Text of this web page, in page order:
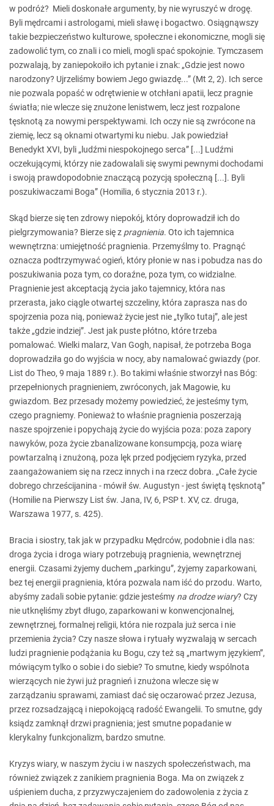
w podróż? Mieli doskonałe argumenty, by nie wyruszyć w drogę.
Byli mędrcami i astrologami, mieli sławę i bogactwo. Osiągnąwszy
takie bezpieczeństwo kulturowe, społeczne i ekonomiczne, mogli się
zadowolić tym, co znali i co mieli, mogli spać spokojnie. Tymczasem
pozwalają, by zaniepokoiło ich pytanie i znak: „Gdzie jest nowo
narodzony? Ujrzeliśmy bowiem Jego gwiazdę...” (Mt 2, 2). Ich serce
nie pozwala popaść w odrętwienie w otchłani apatii, lecz pragnie
światła; nie wlecze się znużone lenistwem, lecz jest rozpalone
tęsknotą za nowymi perspektywami. Ich oczy nie są zwrócone na
ziemię, lecz są oknami otwartymi ku niebu. Jak powiedział
Benedykt XVI, byli „ludźmi niespokojnego serca” [...] Ludźmi
oczekującymi, którzy nie zadowalali się swymi pewnymi dochodami
i swoją prawdopodobnie znaczącą pozycją społeczną [...]. Byli
poszukiwaczami Boga” (Homilia, 6 stycznia 2013 r.).
Skąd bierze się ten zdrowy niepokój, który doprowadził ich do
pielgrzymowania? Bierze się z pragnienia. Oto ich tajemnica
wewnętrzna: umiejętność pragnienia. Przemyślmy to. Pragnąć
oznacza podtrzymywać ogień, który płonie w nas i pobudza nas do
poszukiwania poza tym, co doraźne, poza tym, co widzialne.
Pragnienie jest akceptacją życia jako tajemnicy, która nas
przerasta, jako ciągle otwartej szczeliny, która zaprasza nas do
spojrzenia poza nią, ponieważ życie jest nie „tylko tutaj”, ale jest
także „gdzie indziej”. Jest jak puste płótno, które trzeba
pomalować. Wielki malarz, Van Gogh, napisał, że potrzeba Boga
doprowadziła go do wyjścia w nocy, aby namalować gwiazdy (por.
List do Theo, 9 maja 1889 r.). Bo takimi właśnie stworzył nas Bóg:
przepełnionych pragnieniem, zwróconych, jak Magowie, ku
gwiazdom. Bez przesady możemy powiedzieć, że jesteśmy tym,
czego pragniemy. Ponieważ to właśnie pragnienia poszerzają
nasze spojrzenie i popychają życie do wyjścia poza: poza zapory
nawyków, poza życie zbanalizowane konsumpcją, poza wiarę
powtarzalną i znużoną, poza lęk przed podjęciem ryzyka, przed
zaangażowaniem się na rzecz innych i na rzecz dobra. „Całe życie
dobrego chrześcijanina - mówił św. Augustyn - jest świętą tęsknotą”
(Homilie na Pierwszy List św. Jana, IV, 6, PSP t. XV, cz. druga,
Warszawa 1977, s. 425).
Bracia i siostry, tak jak w przypadku Mędrców, podobnie i dla nas:
droga życia i droga wiary potrzebują pragnienia, wewnętrznej
energii. Czasami żyjemy duchem „parkingu”, żyjemy zaparkowani,
bez tej energii pragnienia, która pozwala nam iść do przodu. Warto,
abyśmy zadali sobie pytanie: gdzie jesteśmy na drodze wiary? Czy
nie utknęliśmy zbyt długo, zaparkowani w konwencjonalnej,
zewnętrznej, formalnej religii, która nie rozpala już serca i nie
przemienia życia? Czy nasze słowa i rytuały wyzwalają w sercach
ludzi pragnienie podążania ku Bogu, czy też są „martwym językiem”,
mówiącym tylko o sobie i do siebie? To smutne, kiedy wspólnota
wierzących nie żywi już pragnień i znużona wlecze się w
zarządzaniu sprawami, zamiast dać się oczarować przez Jezusa,
przez rozsadzającą i niepokojącą radość Ewangelii. To smutne, gdy
ksiądz zamknął drzwi pragnienia; jest smutne popadanie w
klerykalny funkcjonalizm, bardzo smutne.
Kryzys wiary, w naszym życiu i w naszych społeczeństwach, ma
również związek z zanikiem pragnienia Boga. Ma on związek z
uśpieniem ducha, z przyzwyczajeniem do zadowolenia z życia z